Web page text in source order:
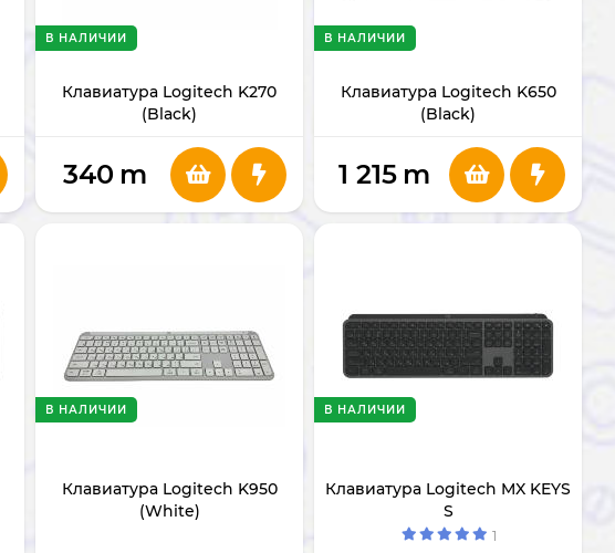
Клавиатура Logitech K270
(Black)
В НАЛИЧИИ
340 m
Клавиатура Logitech K650
(Black)
В НАЛИЧИИ
1 215 m
Клавиатура Logitech K950
(White)
В НАЛИЧИИ
Клавиатура Logitech MX KEYS
S
В НАЛИЧИИ
1